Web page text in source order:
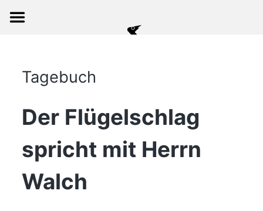
Tagebuch
Der Flügelschlag
spricht mit Herrn
Walch